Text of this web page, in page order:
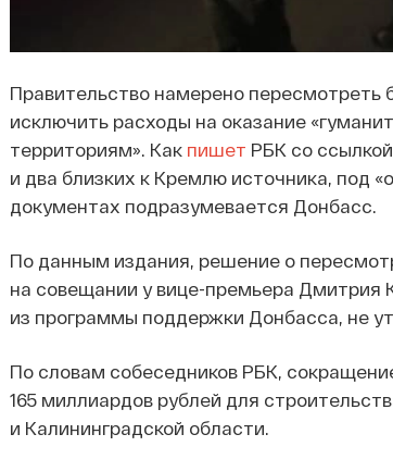
Правительство намерено пересмотреть
исключить расходы на оказание
территориям». Как пишет РБК со
и два близких к Кремлю источника, под
документах подразумевается Донбасс.
По данным издания, решение о
на совещании у вице-премьера Дмитрия
из программы поддержки Донбасса, не
По словам собеседников РБК,
165 миллиардов рублей для
и Калининградской области.